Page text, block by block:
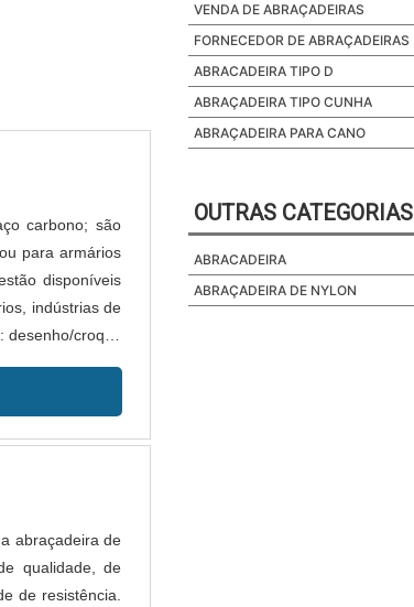
carbono; são
para armários
disponíveis
indústrias de
croqui,
abraçadeira de
qualidade, de
de resistência.
VENDA DE ABRAÇADEIRAS
FORNECEDOR DE ABRAÇADEIRAS
ABRACADEIRA TIPO D
ABRAÇADEIRA TIPO CUNHA
ABRAÇADEIRA PARA CANO
OUTRAS CATEGORIAS
ABRACADEIRA
ABRAÇADEIRA DE NYLON